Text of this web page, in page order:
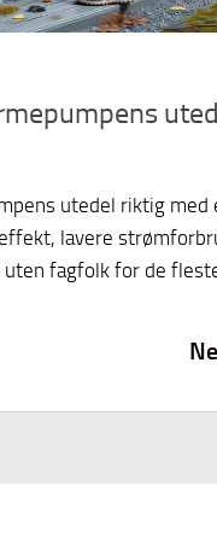
utedel riktig med
lavere
fagfolk for de